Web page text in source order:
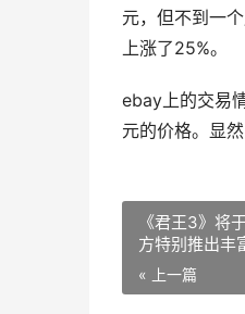
元，但不到一
上涨了25%。
ebay上的交易
元的价格。显
《君王3》将
方特别推出丰
« 上一篇